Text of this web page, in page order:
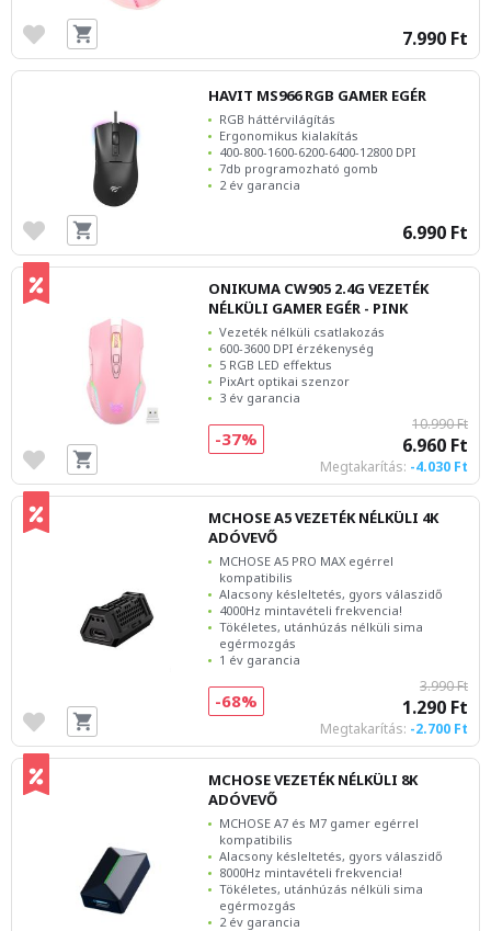
7.990 Ft
HAVIT MS966 RGB GAMER EGÉR
RGB háttérvilágítás
Ergonomikus kialakítás
400-800-1600-6200-6400-12800 DPI
7db programozható gomb
2 év garancia
6.990 Ft
ONIKUMA CW905 2.4G VEZETÉK
NÉLKÜLI GAMER EGÉR - PINK
Vezeték nélküli csatlakozás
600-3600 DPI érzékenység
5 RGB LED effektus
PixArt optikai szenzor
3 év garancia
10.990 Ft
6.960 Ft
Megtakarítás: -4.030 Ft
-37%
MCHOSE A5 VEZETÉK NÉLKÜLI 4K
ADÓVEVŐ
MCHOSE A5 PRO MAX egérrel
kompatibilis
Alacsony késleltetés, gyors válaszidő
4000Hz mintavételi frekvencia!
Tökéletes, utánhúzás nélküli sima
egérmozgás
1 év garancia
3.990 Ft
1.290 Ft
Megtakarítás: -2.700 Ft
-68%
MCHOSE VEZETÉK NÉLKÜLI 8K
ADÓVEVŐ
MCHOSE A7 és M7 gamer egérrel
kompatibilis
Alacsony késleltetés, gyors válaszidő
8000Hz mintavételi frekvencia!
Tökéletes, utánhúzás nélküli sima
egérmozgás
2 év garancia